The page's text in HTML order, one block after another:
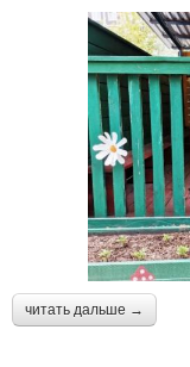
читать дальше →